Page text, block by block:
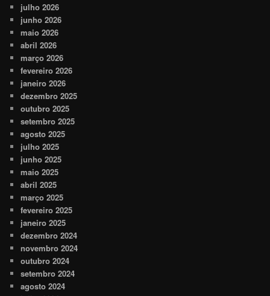
julho 2026
junho 2026
maio 2026
abril 2026
março 2026
fevereiro 2026
janeiro 2026
dezembro 2025
outubro 2025
setembro 2025
agosto 2025
julho 2025
junho 2025
maio 2025
abril 2025
março 2025
fevereiro 2025
janeiro 2025
dezembro 2024
novembro 2024
outubro 2024
setembro 2024
agosto 2024